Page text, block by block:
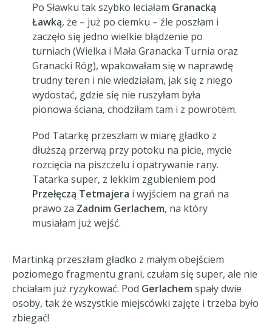
Po Sławku tak szybko leciałam Granacką
Ławką, że – już po ciemku – źle poszłam i
zaczęło się jedno wielkie błądzenie po
turniach (Wielka i Mała Granacka Turnia oraz
Granacki Róg), wpakowałam się w naprawdę
trudny teren i nie wiedziałam, jak się z niego
wydostać, gdzie się nie ruszyłam była
pionowa ściana, chodziłam tam i z powrotem.
Pod Tatarkę przeszłam w miarę gładko z
dłuższą przerwą przy potoku na picie, mycie
rozcięcia na piszczelu i opatrywanie rany.
Tatarka super, z lekkim zgubieniem pod
Przełęczą Tetmajera i wyjściem na grań na
prawo za Zadnim Gerlachem, na który
musiałam już wejść.
Martinką przeszłam gładko z małym obejściem
poziomego fragmentu grani, czułam się super, ale nie
chciałam już ryzykować. Pod Gerlachem spały dwie
osoby, tak że wszystkie miejscówki zajęte i trzeba było
zbiegać!